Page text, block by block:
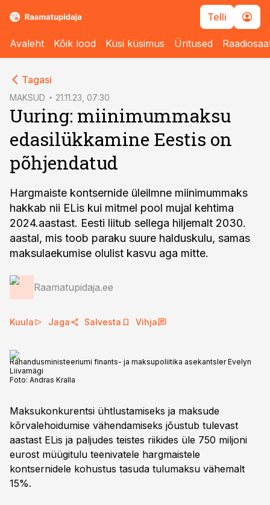
Telli
Avaleht Kõik lood Küsi küsimus Üritused
Tagasi
MAKSUD 21.11.23, 07:30
Uuring: miinimummaksu
edasilükkamine Eestis on
põhjendatud
Hargmaiste kontsernide üleilmne miinimummaks
hakkab nii ELis kui mitmel pool mujal kehtima
2024.aastast. Eesti liitub sellega hiljemalt 2030.
aastal, mis toob paraku suure halduskulu, samas
maksulaekumise olulist kasvu aga mitte.
Raamatupidaja.ee
Kuula Jaga Salvesta Vihja
Rahandusministeeriumi finants- ja maksupoliitika asekantsler Evelyn
Liivamägi
Foto: Andras Kralla
Maksukonkurentsi ühtlustamiseks ja maksude
kõrvalehoidumise vähendamiseks jõustub tulevast
aastast ELis ja paljudes teistes riikides üle 750 miljoni
eurost müügitulu teenivatele hargmaistele
kontsernidele kohustus tasuda tulumaksu vähemalt
15%.